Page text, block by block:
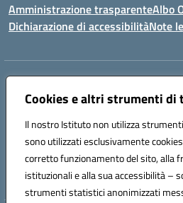
Cookies e altri strumenti di
Il nostro Istituto non utilizza
sono utilizzati esclusivamente
corretto funzionamento del sito, alla
istituzionali e alla sua accessibilità –
strumenti statistici anonimizzati
Amministrazione trasparenteAlbo
Dichiarazione di accessibilitàNote
Indirizzo:
Centralino:0921562586 Email:
Codice fiscale: 96021870827
Codice meccanografico:
PAIC820003
ERASMUS PLUS